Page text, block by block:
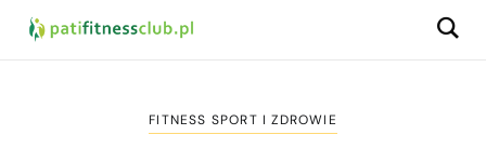
FITNESS SPORT I ZDROWIE